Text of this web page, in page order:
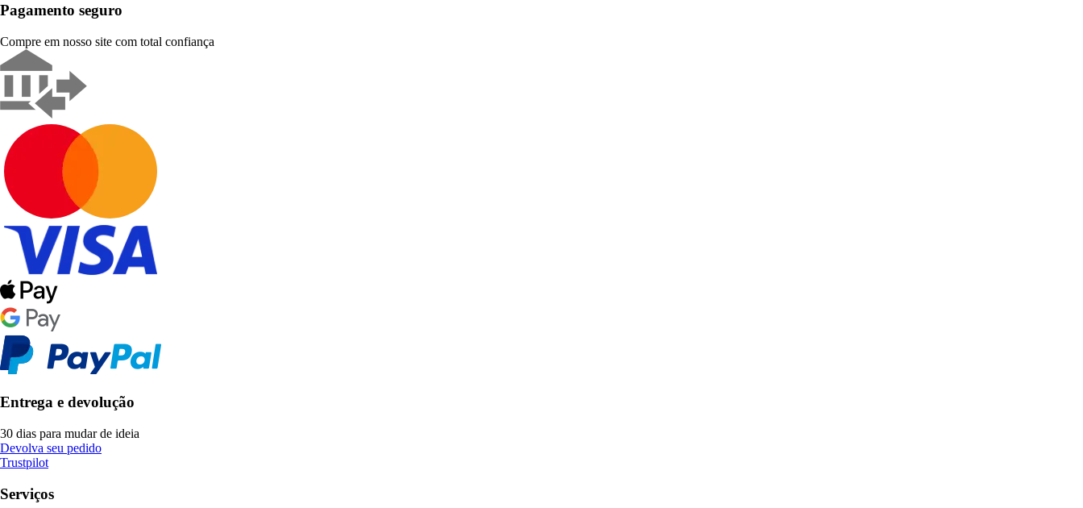
Pagamento seguro
Compre em nosso site com total confiança
Entrega e devolução
30 dias para mudar de ideia
Devolva seu pedido
Trustpilot
Serviços